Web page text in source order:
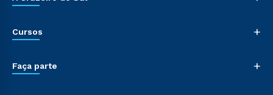
Cursos +
Faça parte +